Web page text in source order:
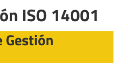
ISO 14001
Gestión